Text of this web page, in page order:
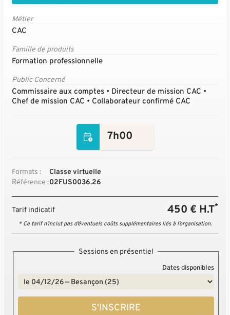
Métier
CAC
Famille de produits
Formation professionnelle
Public Concerné
Commissaire aux comptes • Directeur de mission CAC •
Chef de mission CAC • Collaborateur confirmé CAC
7h00
Formats :
Classe virtuelle
Référence :02FUS0036.26
Tarif indicatif 450 € H.T*
* Ce tarif n’inclut pas d’éventuels coûts supplémentaires liés à l’organisation.
Sessions en présentiel
Dates disponibles
S'INSCRIRE